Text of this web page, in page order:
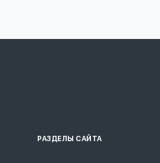
РАЗДЕЛЫ САЙТА